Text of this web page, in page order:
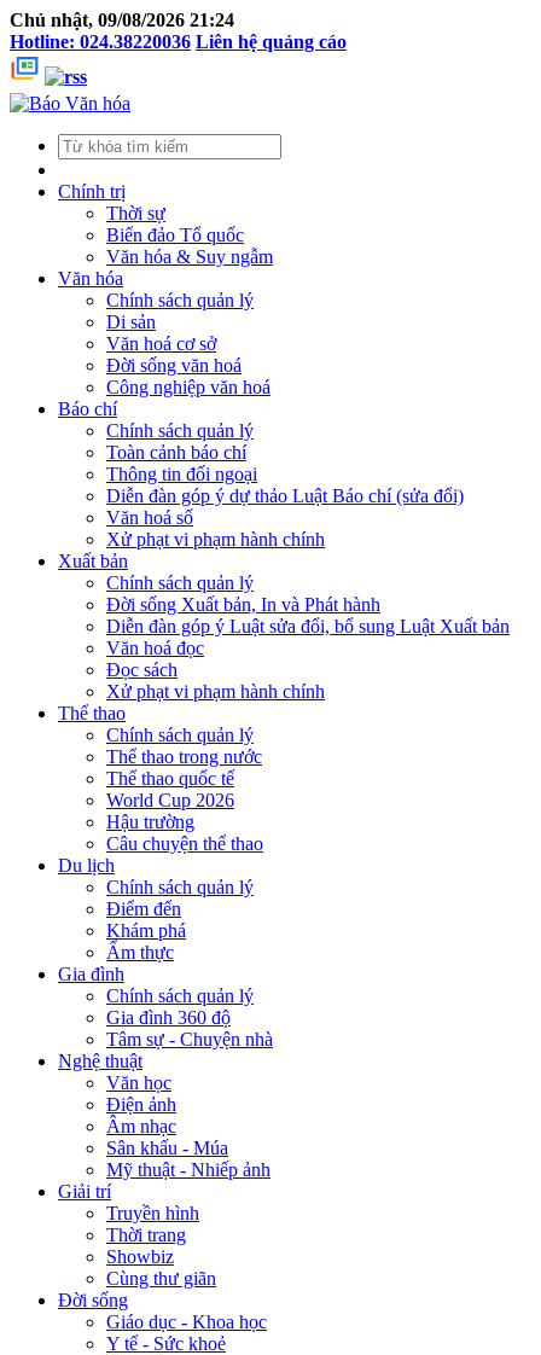
Chủ nhật, 09/08/2026 21:24
Hotline: 024.38220036 Liên hệ quảng cáo
Chính trị
Thời sự
Biển đảo Tổ quốc
Văn hóa & Suy ngẫm
Văn hóa
Chính sách quản lý
Di sản
Văn hoá cơ sở
Đời sống văn hoá
Công nghiệp văn hoá
Báo chí
Chính sách quản lý
Toàn cảnh báo chí
Thông tin đối ngoại
Diễn đàn góp ý dự thảo Luật Báo chí (sửa đổi)
Văn hoá số
Xử phạt vi phạm hành chính
Xuất bản
Chính sách quản lý
Đời sống Xuất bản, In và Phát hành
Diễn đàn góp ý Luật sửa đổi, bổ sung Luật Xuất bản
Văn hoá đọc
Đọc sách
Xử phạt vi phạm hành chính
Thể thao
Chính sách quản lý
Thể thao trong nước
Thể thao quốc tế
World Cup 2026
Hậu trường
Câu chuyện thể thao
Du lịch
Chính sách quản lý
Điểm đến
Khám phá
Ẩm thực
Gia đình
Chính sách quản lý
Gia đình 360 độ
Tâm sự - Chuyện nhà
Nghệ thuật
Văn học
Điện ảnh
Âm nhạc
Sân khấu - Múa
Mỹ thuật - Nhiếp ảnh
Giải trí
Truyền hình
Thời trang
Showbiz
Cùng thư giãn
Đời sống
Giáo dục - Khoa học
Y tế - Sức khoẻ